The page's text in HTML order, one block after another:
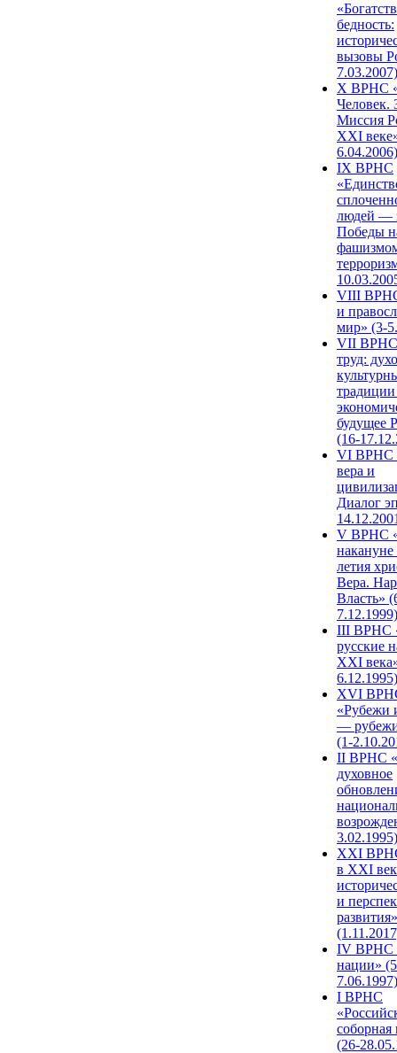
бедность:
вызовы
7.03.2007)
X ВРНС
Человек.
Миссия
XXI
6.04.2006)
IX ВРНС
людей —
Победы
VIII
и
мир» (3-
VII ВРНС
труд:
будущее
(16-
VI ВРНС
вера и
Диалог
V ВРНС
накануне
летия
Вера.
Власть»
7.12.1999)
III ВРНС
русские
XXI
6.12.1995)
XVI
«Рубежи
—
(1-
II ВРНС
духовное
3.02.1995)
XХI
в XXI
и
развития»
IV ВРНС
нации»
7.06.1997)
I ВРНС
(26-